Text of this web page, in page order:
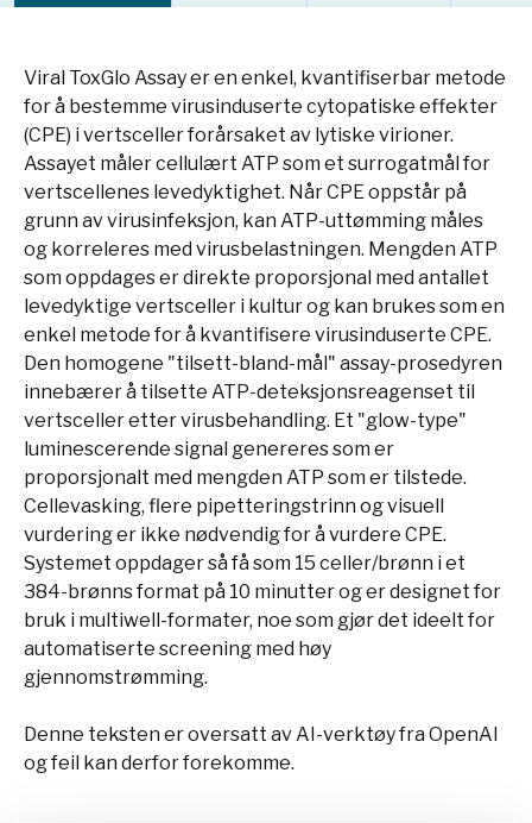
Viral ToxGlo Assay er en enkel, kvantifiserbar metode
for å bestemme virusinduserte cytopatiske effekter
(CPE) i vertsceller forårsaket av lytiske virioner.
Assayet måler cellulært ATP som et surrogatmål for
vertscellenes levedyktighet. Når CPE oppstår på
grunn av virusinfeksjon, kan ATP-uttømming måles
og korreleres med virusbelastningen. Mengden ATP
som oppdages er direkte proporsjonal med antallet
levedyktige vertsceller i kultur og kan brukes som en
enkel metode for å kvantifisere virusinduserte CPE.
Den homogene "tilsett-bland-mål" assay-prosedyren
innebærer å tilsette ATP-deteksjonsreagenset til
vertsceller etter virusbehandling. Et "glow-type"
luminescerende signal genereres som er
proporsjonalt med mengden ATP som er tilstede.
Cellevasking, flere pipetteringstrinn og visuell
vurdering er ikke nødvendig for å vurdere CPE.
Systemet oppdager så få som 15 celler/brønn i et
384-brønns format på 10 minutter og er designet for
bruk i multiwell-formater, noe som gjør det ideelt for
automatiserte screening med høy
gjennomstrømming.
Denne teksten er oversatt av AI-verktøy fra OpenAI
og feil kan derfor forekomme.